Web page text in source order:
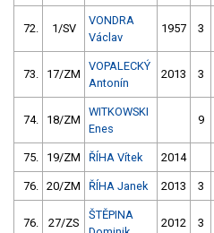
72. 1/SV
VONDRA
Václav
1957 3
73. 17/ZM
VOPALECKÝ
Antonín
2013 3
74. 18/ZM
WITKOWSKI
Enes
9
75. 19/ZM ŘÍHA Vítek 2014
76. 20/ZM ŘÍHA Janek 2013 3
76. 27/ZS
ŠTĚPINA
2012 3